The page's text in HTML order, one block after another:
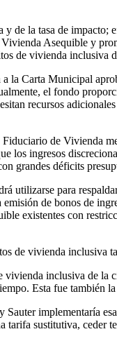
la tasa de impacto;
Asequible y
de vivienda inclusiva
Carta Municipal
el fondo
recursos
de Vivienda
los ingresos
grandes déficits
para
de bonos de
existentes con
de vivienda inclusiva
inclusiva de la
Esta fue también
implementaría
sustitutiva,